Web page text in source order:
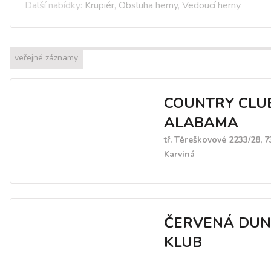
Další nabídky: Krupiér, Obsluha herny, Vedoucí herny
veřejné záznamy
COUNTRY
ALABAMA
tř. Těreškovové 2233/28,
Karviná
ČERVENÁ
KLUB